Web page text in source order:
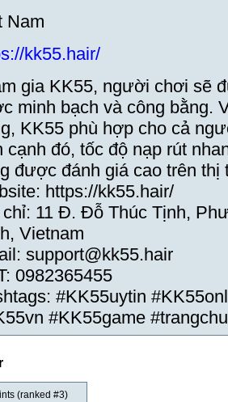
Nam
kk55.hair/
gia KK55, người chơi sẽ
minh bạch và công bằng.
KK55 phù hợp cho cả
cạnh đó, tốc độ nạp rút
được đánh giá cao trên thị
https://kk55.hair/
11 Đ. Đỗ Thúc Tịnh,
Vietnam
support@kk55.hair
0982365455
#KK55uytin
#KK55game
(ranked #3)